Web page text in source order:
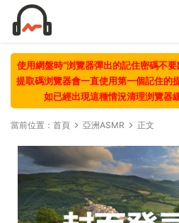
使用網盤時“浏覽器彈出的記住密碼不
提取碼浏覽器會一直使用第一個記住的
如已經出現這種情況清理浏覽器
當前位置： 首頁 亞洲ASMR 正文